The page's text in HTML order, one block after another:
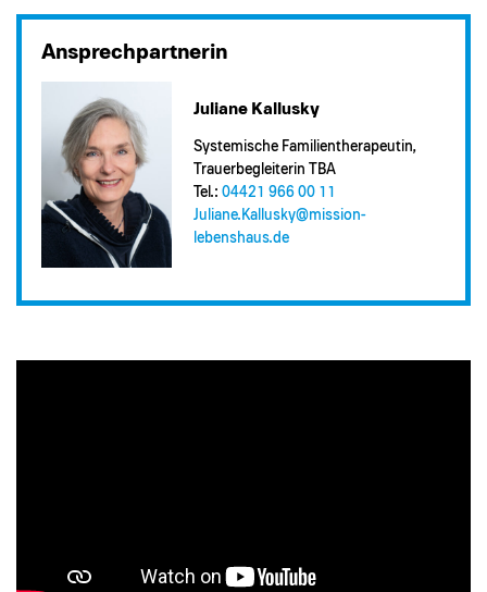
Ansprechpartnerin
Juliane Kallusky
Systemische Familientherapeutin,
Trauerbegleiterin TBA
Tel.: 04421 966 00 11
Juliane.Kallusky@​mission-
lebenshaus.de